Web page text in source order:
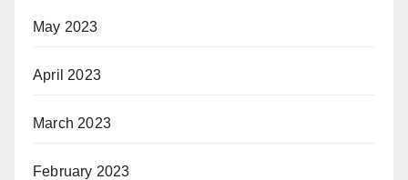
May 2023
April 2023
March 2023
February 2023